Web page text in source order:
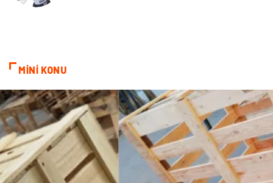
Tarım & Hayvancılık Cam
Şile bezi Restaurant
MİNİ KONU